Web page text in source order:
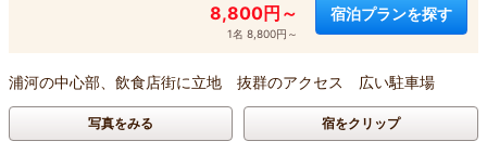
8,800円～
1名 8,800円～
宿泊プランを探す
浦河の中心部、飲食店街に立地 抜群のアクセス 広い駐車場
写真をみる 宿をクリップ